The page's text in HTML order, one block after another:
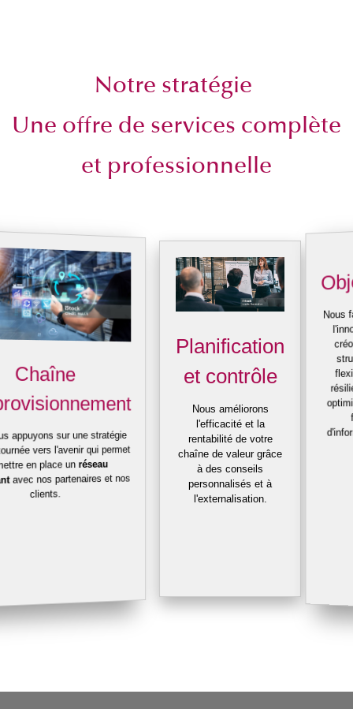
Notre stratégie
Une offre de services complète
et professionnelle
Chaîne
appuyons sur une stratégie
vers l'avenir qui permet
en place un réseau
avec nos partenaires et nos
clients.
Planification
et contrôle
Nous améliorons
l'efficacité et la
rentabilité de votre
chaîne de valeur grâce
à des conseils
personnalisés et à
l'externalisation.
Nous